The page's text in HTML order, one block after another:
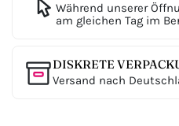
Während unserer
am gleichen Tag im
DISKRETE
Versand nach